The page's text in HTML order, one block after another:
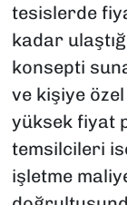
tesislerde
kadar
konsepti
ve kişiye
yüksek fiyat
temsilcileri
işletme